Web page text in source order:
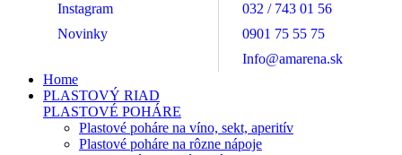
Instagram
Novinky
032 / 743 01 56
0901 75 55 75
Info@amarena.sk
Home
PLASTOVÝ RIAD
PLASTOVÉ POHÁRE
Plastové poháre na víno, sekt, aperitív
Plastové poháre na rôzne nápoje